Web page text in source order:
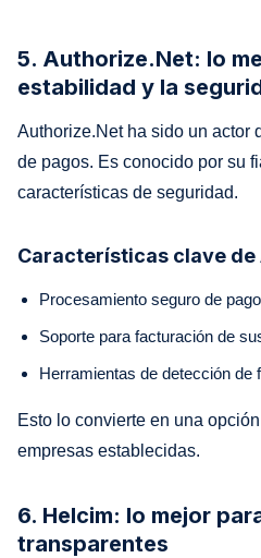
5. Authorize.Net: lo
estabilidad y la
Authorize.Net ha sido un actor
de pagos. Es conocido por su
características de seguridad.
Características clave
Procesamiento seguro de
Soporte para facturación de
Herramientas de detección de
Esto lo convierte en una
empresas establecidas.
6. Helcim: lo mejor
transparentes